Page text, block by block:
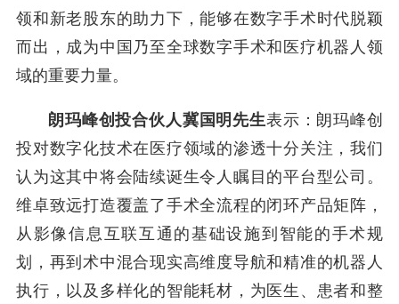
领和新老股东的助力下，能够在数字手术时代脱颖
而出，成为中国乃至全球数字手术和医疗机器人领
域的重要力量。
朗玛峰创投合伙人冀国明先生表示：朗玛峰创
投对数字化技术在医疗领域的渗透十分关注，我们
认为这其中将会陆续诞生令人瞩目的平台型公司。
维卓致远打造覆盖了手术全流程的闭环产品矩阵，
从影像信息互联互通的基础设施到智能的手术规
划，再到术中混合现实高维度导航和精准的机器人
执行，以及多样化的智能耗材，为医生、患者和整